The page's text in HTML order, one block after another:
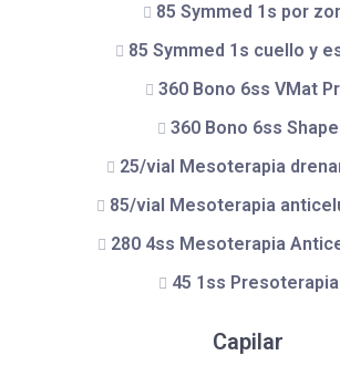
85 Symmed 1s por
85 Symmed 1s cuello y
360 Bono 6ss VMat
360 Bono 6ss Shape
25/vial Mesoterapia
85/vial Mesoterapia
280 4ss Mesoterapia
45 1ss Presoterapia
Capilar